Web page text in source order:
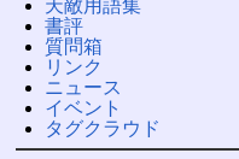
天敵用語集
書評
質問箱
リンク
ニュース
イベント
タグクラウド